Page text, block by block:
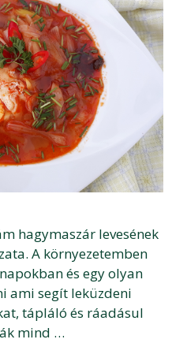
hagymaszár levesének
A környezetemben
és egy olyan
ami segít leküzdeni
tápláló és ráadásul
mind …